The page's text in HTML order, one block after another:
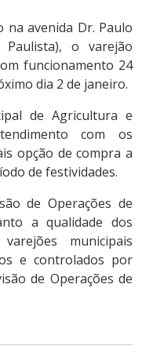
na avenida Dr. Paulo
o varejão
funcionamento 24
dia 2 de janeiro.
de Agricultura e
com os
opção de compra a
de festividades.
de Operações de
a qualidade dos
municipais
e controlados por
de Operações de